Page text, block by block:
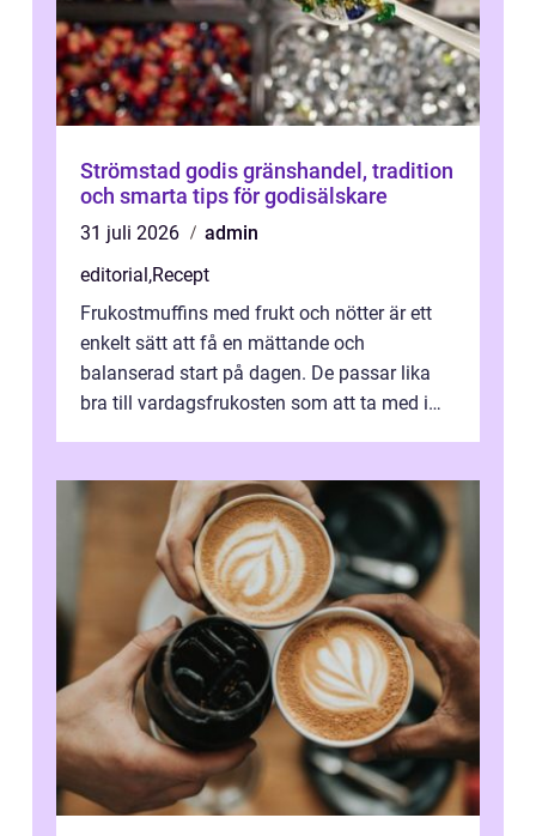
Strömstad godis gränshandel, tradition
och smarta tips för godisälskare
31 juli 2026
admin
editorial,Recept
Frukostmuffins med frukt och nötter är ett
enkelt sätt att få en mättande och
balanserad start på dagen. De passar lika
bra till vardagsfrukosten som att ta med i